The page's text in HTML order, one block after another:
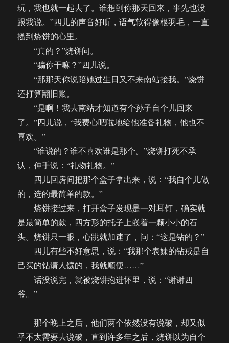
玩，我也就一起去了。谁想到你那天回来，事先也没
跟我说。”四儿的声音好听，语气软得像根羽毛，一直
搔到烧饼的心里。
“真的？”烧饼问。
“骗你干嘛？”四儿说。
“那那天你说陪她过生日又不来南站接我。”烧饼
还打算翻旧账。
“是啊！我去南站才知道有个孙子自个儿回来
了。”四儿说，“我费心吧啦地给他准备礼物，他也不
喜欢。”
“谁说的？谁不喜欢谁是那个。”烧饼打死不承
认，伸手说：“礼物礼物。”
四儿回房间把那个盒子拿出来，说：“我自个儿做
的，选的最简单的款。”
烧饼接过来，打开盒子发现是一对耳钉，确实就
是最简单的款，四方形的托子上嵌着一颗小小的石
头。烧饼只一眼，心跳就加速了，问：“这是钻的？”
四儿有些不好意思，说：“我那个表妹的钻戒是自
己买的钻请人镶的，我就顺便……”
话没说完，就被烧饼抱进怀里，说：“谢谢四
爷。”
那个晚上之后，他们两个依然没有说破，却又似
乎不太需要去说破，直到许多年之后，烧饼以为自个